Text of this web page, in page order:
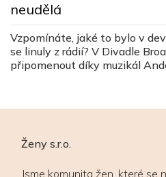
neudělá
Vzpomínáte, jaké to bylo v
se linuly z rádií? V Divadle
připomenout díky muzikál
Ženy s.r.o.
Jsme komunita žen, které se